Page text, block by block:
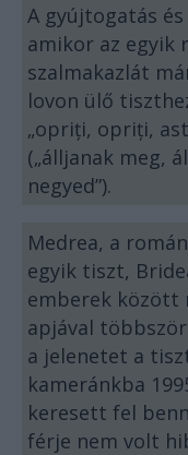
A gyújtogatás
amikor az egyik
szalmakazlát
lovon ülő
„opriți, opriți,
(„álljanak meg,
negyed”).
Medrea, a
egyik tiszt,
emberek között
apjával
a jelenetet a
kameránkba
keresett fel
férje nem volt